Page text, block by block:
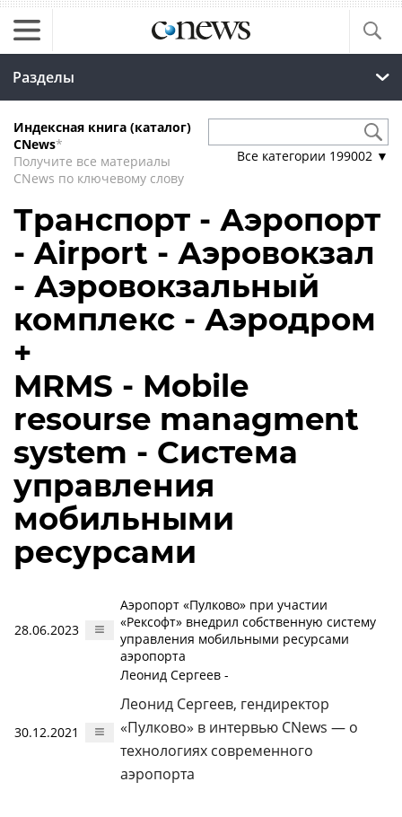
Разделы
Индексная книга (каталог)
CNews*
Получите все материалы
CNews по ключевому слову
Все категории 199002 ▼
Транспорт - Аэропорт
- Airport - Аэровокзал
- Аэровокзальный
комплекс - Аэродром
+
MRMS - Mobile
resourse managment
system - Система
управления
мобильными
ресурсами
28.06.2023
Аэропорт «Пулково» при участии
«Рексофт» внедрил собственную систему
управления мобильными ресурсами
аэропорта
30.12.2021
Леонид Сергеев -
Леонид Сергеев, гендиректор
«Пулково» в интервью CNews — о
технологиях современного
аэропорта